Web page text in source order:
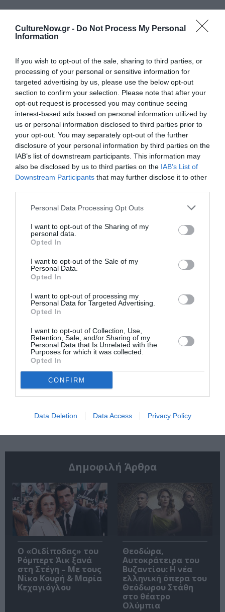
CultureNow.gr - Do Not Process My Personal
Information
If you wish to opt-out of the sale, sharing to third parties, or
processing of your personal or sensitive information for
targeted advertising by us, please use the below opt-out
section to confirm your selection. Please note that after your
opt-out request is processed you may continue seeing
interest-based ads based on personal information utilized by
us or personal information disclosed to third parties prior to
your opt-out. You may separately opt-out of the further
disclosure of your personal information by third parties on the
IAB’s list of downstream participants. This information may
also be disclosed by us to third parties on the IAB’s List of
Downstream Participants that may further disclose it to other
Personal Data Processing Opt Outs
I want to opt-out of the Sharing of my
personal data.
Opted In
I want to opt-out of the Sale of my
Personal Data.
Opted In
I want to opt-out of processing my
Personal Data for Targeted Advertising.
Opted In
I want to opt-out of Collection, Use,
Retention, Sale, and/or Sharing of my
Personal Data that Is Unrelated with the
Purposes for which it was collected.
Opted In
CONFIRM
Data Deletion Data Access Privacy Policy
Κάθε βδομάδα στο e-mail σας τα τελευταία νέα για
Ακολουθήστε το Culturenow.gr
Σχετικά Άρθρα
τις υποψηφιότητες
για το Βραβείο
Booker 2026
2026 στο Ναύπλιο
«Παρεμποδίζοντας
την αποστασία,
Ιουλιανά 1965»:
Παρουσίαση του
Μεταξουργείο
Παρουσίαση του
Συντάγματος
Δημοφιλή Άρθρα
O «Οιδίποδας» του
Ρόμπερτ Άικ ξανά
στη Στέγη – Με τους
Νίκο Κουρή & Μαρία
Κεχαγιόγλου
Θεοδώρα,
Αυτοκράτειρα του
Βυζαντίου: Η νέα
ελληνική όπερα του
Θεόδωρου Στάθη
στο θέατρο
Ολύμπια